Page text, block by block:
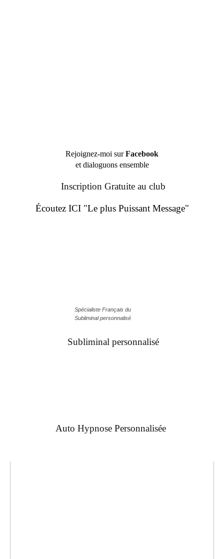
Rejoignez-moi surFacebook
et dialoguons ensemble
Inscription Gratuite au club
Écoutez ICI "Le plus Puissant Message"
Spécialiste Français du
Subliminal personnalisé
Subliminal personnalisé
Auto Hypnose Personnalisée